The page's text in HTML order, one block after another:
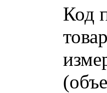
Код